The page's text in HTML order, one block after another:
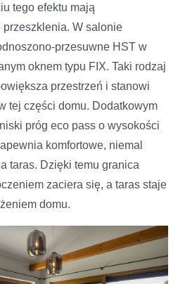
tego efektu mają
W salonie
przesuwne HST w
oknem typu FIX. Taki rodzaj
przestrzeń i stanowi
tej części domu. Dodatkowym
próg eco pass o wysokości
komfortowe, niemal
taras. Dzięki temu granica
zaciera się, a taras staje
domu.